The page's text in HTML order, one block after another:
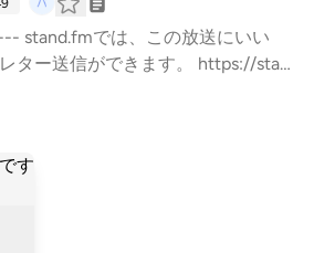
stand.fmでは、この放送にいい
ター送信ができます。 https://stan